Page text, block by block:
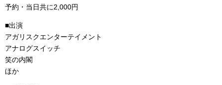
予約・当日共に2,000円
■出演
アガリスクエンターテイメント
アナログスイッチ
笑の内閣
ほか